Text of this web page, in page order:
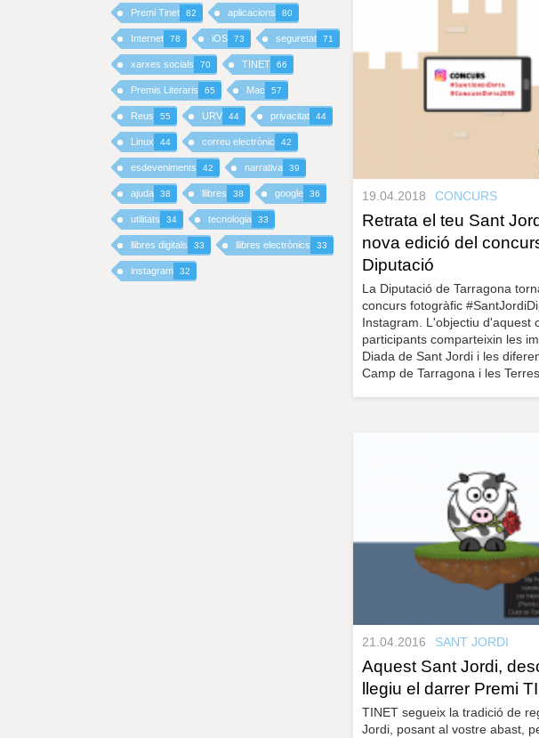
I
N
C
I
P
A
L
19.04.2018 CONCURS
Retrata el teu Sant
nova edició del
Diputació
La Diputació de Tarragona
concurs fotogràfic
Instagram. L'objectiu d'aquest
participants comparteixin les
Diada de Sant Jordi i les
Camp de Tarragona i les
21.04.2016 SANT JORDI
Aquest Sant Jordi,
llegiu el darrer Premi
TINET segueix la tradició de
Jordi, posant al vostre abast,
Premi Tinet 82 aplicacions 80
Internet 78 iOS 73 seguretat 71
xarxes socials 70 TINET 66
Premis Literaris 65 Mac 57
Reus 55 URV 44 privacitat 44
Linux 44 correu electrònic 42
esdeveniments 42 narrativa 39
ajuda 38 llibres 38 google 36
utilitats 34 tecnologia 33
llibres digitals 33 llibres electrònics 33
instagram 32